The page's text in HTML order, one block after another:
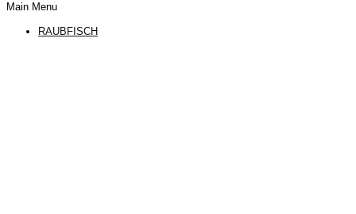
Main Menu
RAUBFISCH